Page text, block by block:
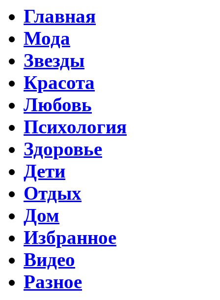
Главная
Мода
Звезды
Красота
Любовь
Психология
Здоровье
Дети
Отдых
Дом
Избранное
Видео
Разное